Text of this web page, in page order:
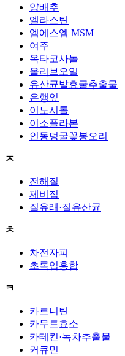
양배추
엘라스틴
엠에스엠 MSM
여주
옥타코사놀
올리브오일
유산균발효굴추출물
은행잎
이노시톨
이소플라본
인동덩굴꽃봉오리
ㅈ
전해질
제비집
질유래·질유산균
ㅊ
차전자피
초록입홍합
ㅋ
카르니틴
카무트효소
카테킨·녹차추출물
커큐민